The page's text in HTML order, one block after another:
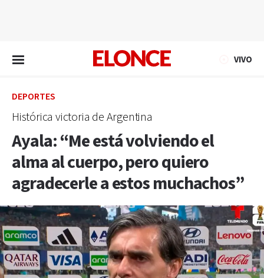
VIVO
DEPORTES
Histórica victoria de Argentina
Ayala: “Me está volviendo el
alma al cuerpo, pero quiero
agradecerle a estos muchachos”